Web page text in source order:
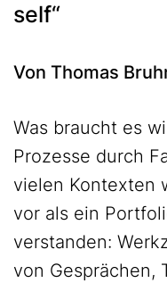
self“
Von Thomas
Was braucht es
Prozesse durch
vielen Kontexten
vor als ein
verstanden:
von Gesprächen,